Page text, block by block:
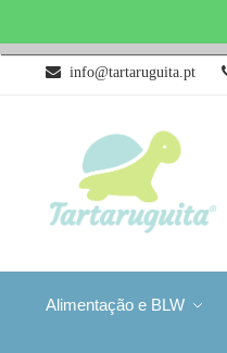
info@tartaruguita.pt
Alimentação e BLW